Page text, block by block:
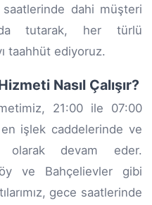
dahi müşteri
tutarak, her türlü
taahhüt ediyoruz.
Nasıl Çalışır?
21:00 ile 07:00
işlek caddelerinde ve
olarak devam eder.
ve Bahçelievler gibi
gece saatlerinde